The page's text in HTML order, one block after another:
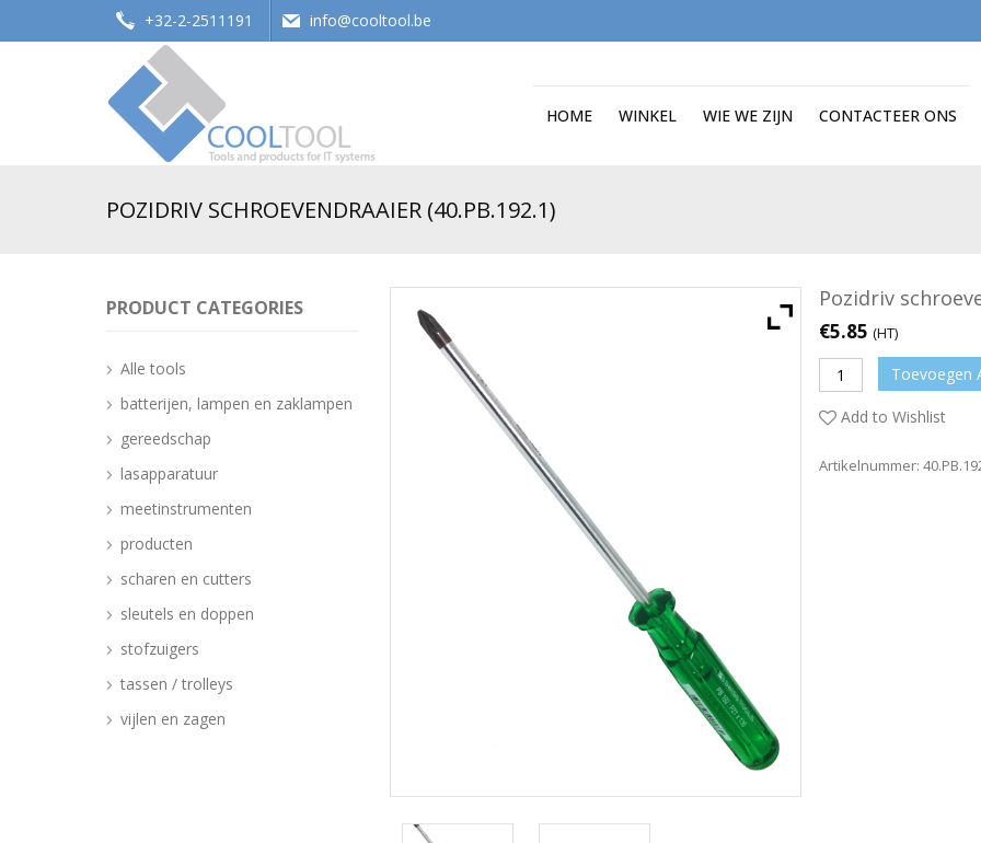
+32-2-2511191 info@cooltool.be
HOME WINKEL WIE WE ZIJN CONTACTEER ONS
POZIDRIV SCHROEVENDRAAIER (40.PB.192.1)
Pozidriv
€5.85 (HT)
Toevoegen
Add to Wishlist
Artikelnummer:
PRODUCT CATEGORIES
Alle tools
batterijen, lampen en zaklampen
gereedschap
lasapparatuur
meetinstrumenten
producten
scharen en cutters
sleutels en doppen
stofzuigers
tassen / trolleys
vijlen en zagen